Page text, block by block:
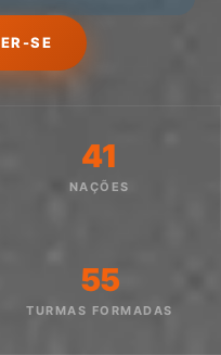
SE
41
NAÇÕES
55
TURMAS FORMADAS